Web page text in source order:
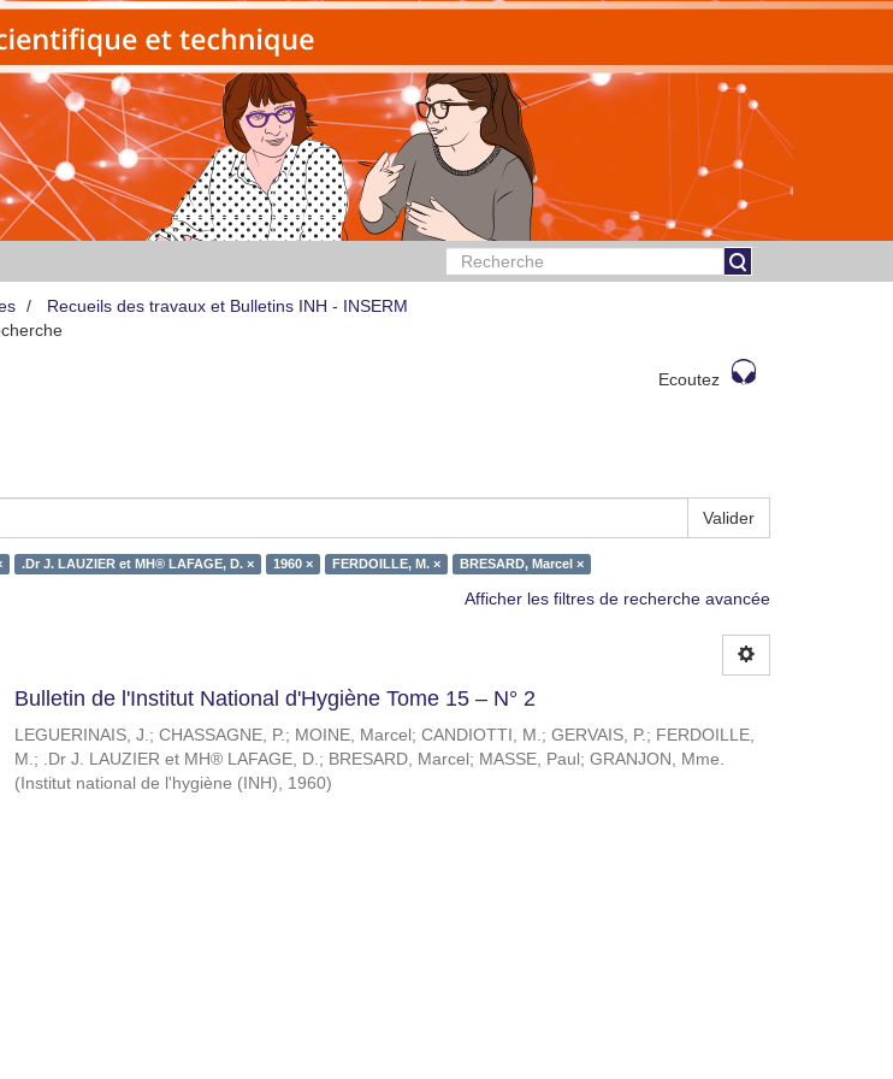
Recueils des travaux et Bulletins INH - INSERM
Ecoutez
Valider
.Dr J. LAUZIER et MH® LAFAGE, D. × 1960 × FERDOILLE, M. × BRESARD, Marcel ×
Afficher les filtres de recherche avancée
Bulletin de l'Institut National d'Hygiène Tome 15 – N° 2
LEGUERINAIS, J.; CHASSAGNE, P.; MOINE, Marcel ; CANDIOTTI, M.; GERVAIS, P.; FERDOILLE,
M.; .Dr J. LAUZIER et MH® LAFAGE, D.; BRESARD, Marcel ; MASSE, Paul ; GRANJON, Mme.
(Institut national de l'hygiène (INH), 1960)